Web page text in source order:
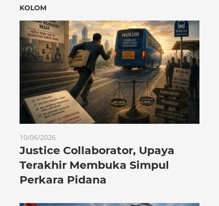
KOLOM
10/06/2026
Justice Collaborator, Upaya
Terakhir Membuka Simpul
Perkara Pidana